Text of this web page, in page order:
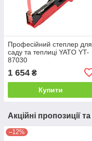
Професійний степлер для
саду та теплиці YATO YT-
87030
1 654 ₴
Купити
Акційні пропозиції
–12%